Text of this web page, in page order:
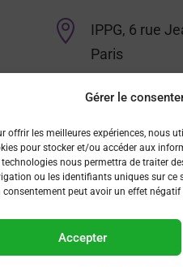
Gérer le
offrir les meilleures expériences, nous
pour stocker et/ou accéder aux
technologies nous permettra de traiter
ou les identifiants uniques sur ce
consentement peut avoir un effet
Accepter

IPPG, 6 rue
Paris
devenir membre ?
s’inscrire à un événement
AFSEP ?